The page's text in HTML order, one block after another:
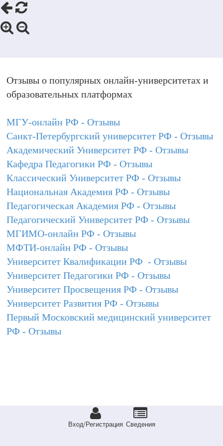
Отзывы о популярных онлайн-университетах и
образовательных платформах
МГУ-онлайн РФ - Отзывы
Санкт-Петербургский университет РФ - Отзывы
Академический Университет РФ - Отзывы
Кафедра Педагогики РФ - Отзывы
Классический Университет РФ - Отзывы
Национальная Академия РФ - Отзывы
Педагогическая Академия РФ - Отзывы
Педагогический Университет РФ - Отзывы
МГИМО-онлайн РФ - Отзывы
МФТИ-онлайн РФ - Отзывы
Университет Квалификации РФ - Отзывы
Университет Педагогики РФ - Отзывы
Университет Просвещения РФ - Отзывы
Университет Развития РФ - Отзывы
Первый Московский медицинский университет
РФ - Отзывы
Вход/Регистрация Сведeния